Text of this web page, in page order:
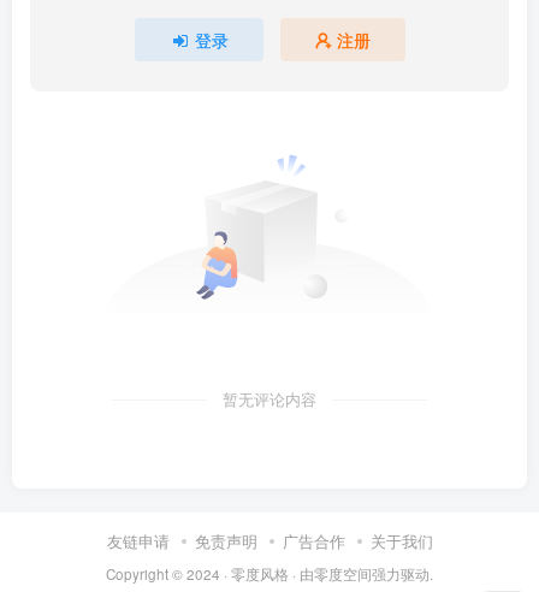
登录 注册
暂无评论内容
友链申请 免责声明 广告合作 关于我们
Copyright © 2024 · 零度风格 · 由零度空间强力驱动.